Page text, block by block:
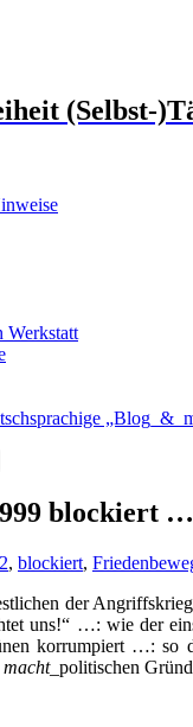
(Selbst-
Werkstatt
blockiert
, blockiert,
der Angriffskrieg
uns!“ …: wie der
korrumpiert …:
macht_politischen